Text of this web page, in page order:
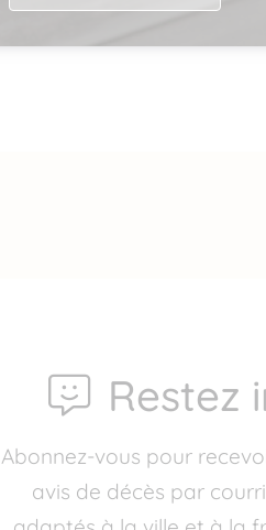
Restez
Abonnez-vous pour
avis de décès par